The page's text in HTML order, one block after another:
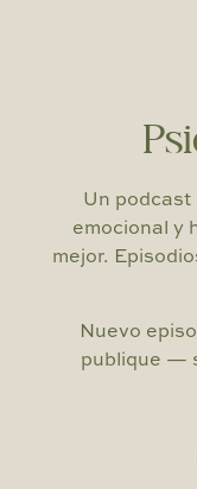
Un podcast
emocional y
mejor.
Nuevo
publique —